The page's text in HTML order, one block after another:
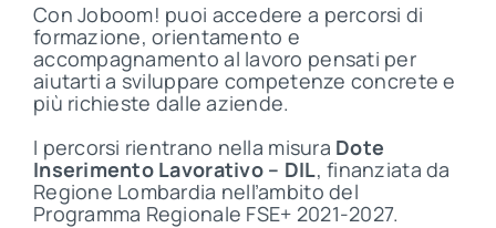
Con Joboom! puoi accedere a percorsi di
formazione, orientamento e
accompagnamento al lavoro pensati per
aiutarti a sviluppare competenze concrete e
più richieste dalle aziende.
I percorsi rientrano nella misura Dote
Inserimento Lavorativo – DIL, finanziata da
Regione Lombardia nell’ambito del
Programma Regionale FSE+ 2021-2027.